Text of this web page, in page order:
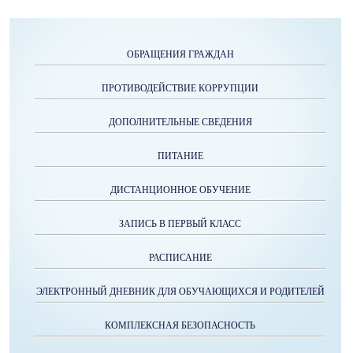
ОБРАЩЕНИЯ ГРАЖДАН
ПРОТИВОДЕЙСТВИЕ КОРРУПЦИИ
ДОПОЛНИТЕЛЬНЫЕ СВЕДЕНИЯ
ПИТАНИЕ
ДИСТАНЦИОННОЕ ОБУЧЕНИЕ
ЗАПИСЬ В ПЕРВЫЙ КЛАСС
РАСПИСАНИЕ
ЭЛЕКТРОННЫЙ ДНЕВНИК ДЛЯ ОБУЧАЮЩИХСЯ И РОДИТЕЛЕЙ
КОМПЛЕКСНАЯ БЕЗОПАСНОСТЬ